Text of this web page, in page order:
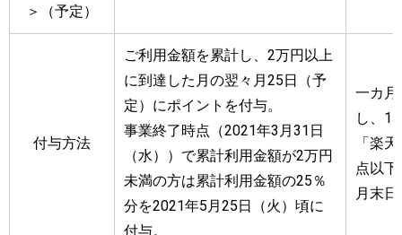
＞（予定）
付与方法
ご利用金額を累計し、2万円以上
に到達した月の翌々月25日（予
定）にポイントを付与。
事業終了時点（2021年3月31日
（水））で累計利用金額が2万円
未満の方は累計利用金額の25％
分を2021年5月25日（火）頃に
付与。
一カ月
し、1
「楽
点以
月末